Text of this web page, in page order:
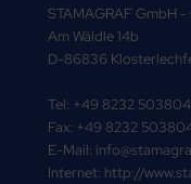
STAMAGRAF GmbH -
Am Wäldle 14b
D-86836
Tel: +49 8232
Fax: +49 8232
E-Mail:
Internet: http://